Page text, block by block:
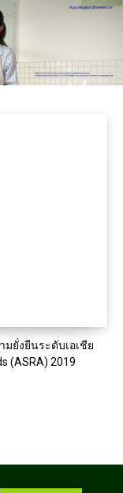
ยั่งยืนระดับเอเชีย
(ASRA) 2019